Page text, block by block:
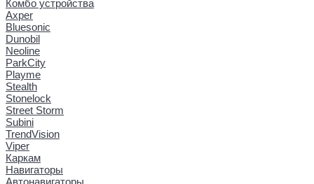
Комбо устройства
Axper
Bluesonic
Dunobil
Neoline
ParkCity
Playme
Stealth
Stonelock
Street Storm
Subini
TrendVision
Viper
Каркам
Навигаторы
Автонавигаторы